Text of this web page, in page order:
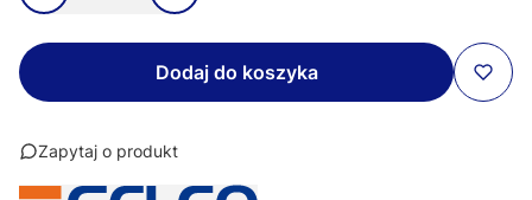
Dodaj do koszyka
Zapytaj o produkt